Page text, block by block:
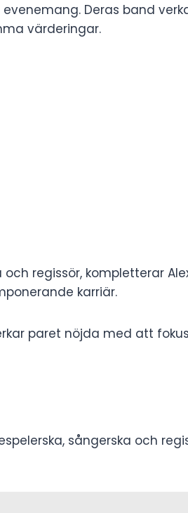
Deras band
värderingar.
regissör, ​​kompletterar
karriär.
paret nöjda med att
sångerska och